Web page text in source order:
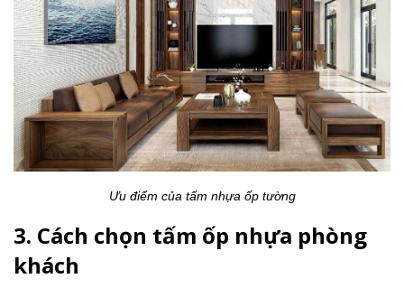
Ưu điểm của tấm nhựa ốp tường
3. Cách chọn tấm ốp nhựa phòng
khách